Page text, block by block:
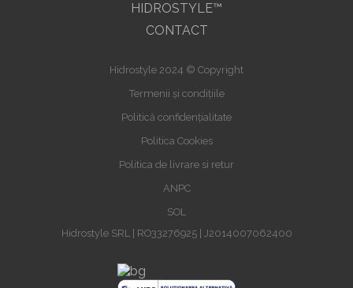
HIDROSTYLE™
CONTACT
Hidrostyle 2024 © Copyright
Termenii și condițiile
Politică confidențialitate
Politica Cookies
Politica de livrare si retur
ANPC
SOL
Hidrostyle SRL | RO33276925 | J2014007062400